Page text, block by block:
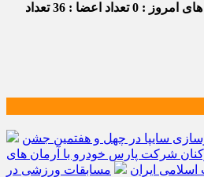
امروز : 0 تعداد اعضا : 36
تعداد
سایپا در چهل و هفتمین جشن
شرکت پارس خودرو با آرمان های
اسلامی ایران
مسابقات ورزشی در